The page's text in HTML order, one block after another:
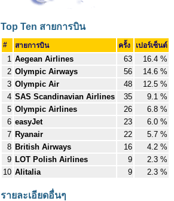
Top Ten สายการบิน
# สายการบิน ครั้ง เปอร์เซ็นต์
1 Aegean Airlines 63
16.4 %
2 Olympic Airways 56
14.6 %
3 Olympic Air 48
12.5 %
4 SAS Scandinavian Airlines 35
9.1 %
5 Olympic Airlines 26
6.8 %
6 easyJet 23
6.0 %
7 Ryanair 22
5.7 %
8 British Airways 16
4.2 %
9 LOT Polish Airlines 9
2.3 %
10 Alitalia 9 2.3 %
รายละเอียดอื่นๆ